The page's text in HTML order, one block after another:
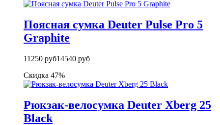
Поясная сумка Deuter Pulse Pro 5
Graphite
11250 руб14540 руб
Скидка 47%
Рюкзак-велосумка Deuter Xberg 25
Black